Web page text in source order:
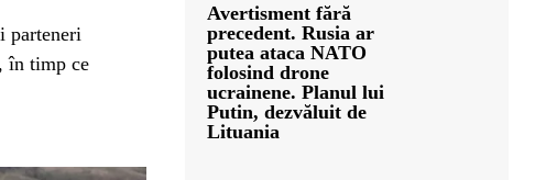
parteneri
în timp ce
Avertisment fără
precedent. Rusia ar
putea ataca NATO
folosind drone
ucrainene. Planul lui
Putin, dezvăluit de
Lituania